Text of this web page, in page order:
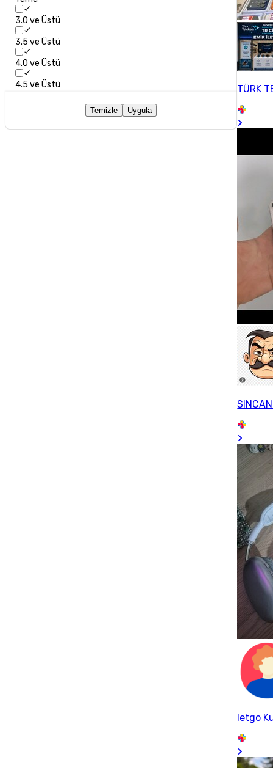
3.0 ve Üstü
3.5 ve Üstü
4.0 ve Üstü
4.5 ve Üstü
Temizle Uygula
TÜRK
letgo